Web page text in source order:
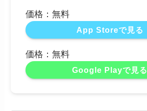
価格：無料
App Storeで見る
価格：無料
Google Playで見る